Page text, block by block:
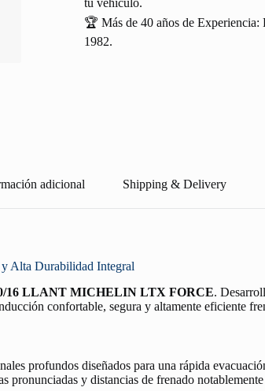
🏆 Más de 40 años de Experiencia:
1982.
adicional Shipping & Delivery
Alta Durabilidad Integral
16 LLANT MICHELIN LTX FORCE.
confortable, segura y altamente eficiente
profundos diseñados para una rápida
y distancias de frenado